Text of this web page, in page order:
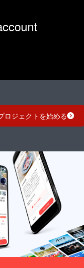
上の都
合等に
ます。
変更に
なる可
い。 ※
使用部
材の供
給状
況、製
合等に
より出
荷時期
が遅れ
る場合
があり
ます。
ロジェクトを始める